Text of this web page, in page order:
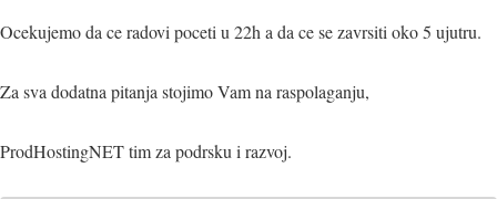
Ocekujemo da ce radovi poceti u 22h a da ce se zavrsiti oko 5 ujutru.
Za sva dodatna pitanja stojimo Vam na raspolaganju,
ProdHostingNET tim za podrsku i razvoj.